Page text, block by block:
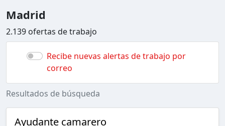
Madrid
2.139 ofertas de trabajo
Recibe nuevas alertas de trabajo por
correo
Resultados de búsqueda
Ayudante camarero